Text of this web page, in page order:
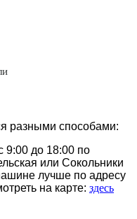
разными способами:
9:00 до 18:00 по
или Сокольники
лучше по адресу
на карте: здесь